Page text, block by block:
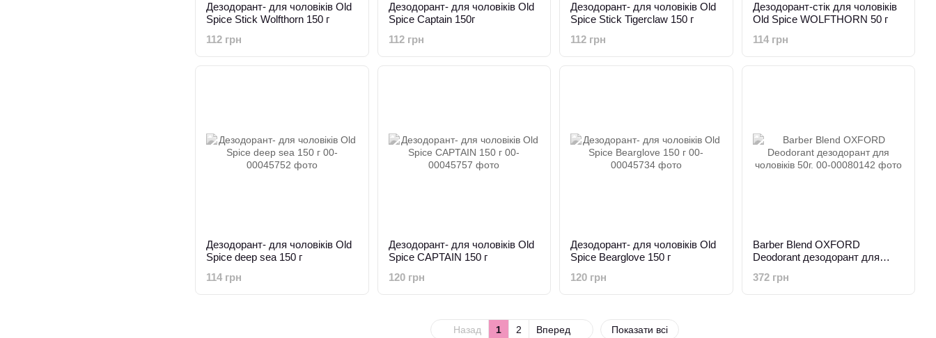
Дезодорант- для чоловіків Old
Spice Stick Wolfthorn 150 г
112 грн
Дезодорант- для чоловіків Old
Spice Captain 150г
112 грн
Дезодорант- для чоловіків Old
Spice Stick Tigerclaw 150 г
112 грн
Дезодорант-стік для чоловіків
Old Spice WOLFTHORN 50 г
114 грн
Дезодорант- для чоловіків Old
Spice deep sea 150 г
114 грн
Дезодорант- для чоловіків Old
Spice CAPTAIN 150 г
120 грн
Дезодорант- для чоловіків Old
Spice Bearglove 150 г
120 грн
Barber Blend OXFORD
Deodorant дезодорант для
372 грн
Назад 1 2 Вперед Показати всі